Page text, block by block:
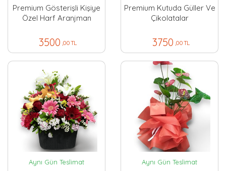
Premium Gösterişli Kişiye
Özel Harf Aranjman
3500 ,00 TL
Premium Kutuda Güller Ve
Çikolatalar
3750 ,00 TL
Aynı Gün Teslimat Aynı Gün Teslimat